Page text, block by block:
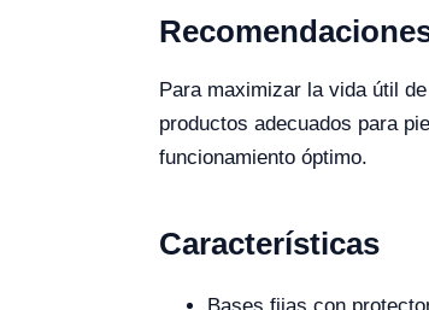
Para maximizar la vida útil
productos adecuados para
funcionamiento óptimo.
Características